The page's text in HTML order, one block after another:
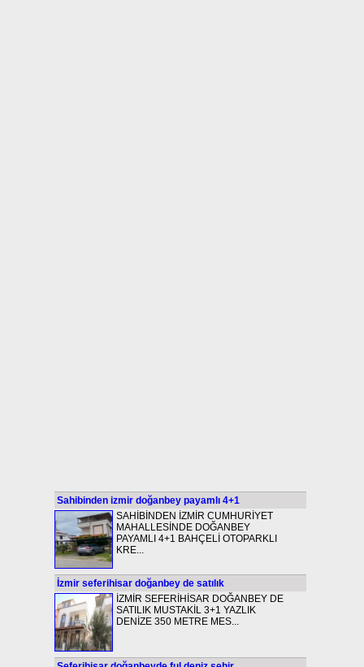
Sahibinden izmir doğanbey payamlı 4+1
SAHİBİNDEN İZMİR CUMHURİYET
MAHALLESİNDE DOĞANBEY
PAYAMLI 4+1 BAHÇELİ OTOPARKLI
KRE...
İzmir seferihisar doğanbey de satılık
İZMİR SEFERİHİSAR DOĞANBEY DE
SATILIK MUSTAKİL 3+1 YAZLIK
DENİZE 350 METRE MES...